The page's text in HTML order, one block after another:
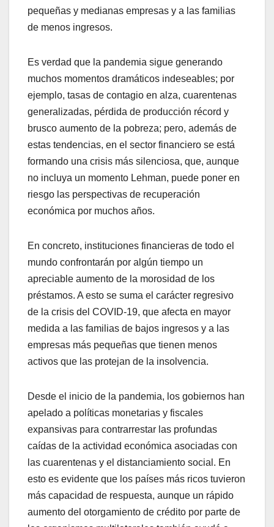
pequeñas y medianas empresas y a las familias
de menos ingresos.
Es verdad que la pandemia sigue generando
muchos momentos dramáticos indeseables; por
ejemplo, tasas de contagio en alza, cuarentenas
generalizadas, pérdida de producción récord y
brusco aumento de la pobreza; pero, además de
estas tendencias, en el sector financiero se está
formando una crisis más silenciosa, que, aunque
no incluya un momento Lehman, puede poner en
riesgo las perspectivas de recuperación
económica por muchos años.
En concreto, instituciones financieras de todo el
mundo confrontarán por algún tiempo un
apreciable aumento de la morosidad de los
préstamos. A esto se suma el carácter regresivo
de la crisis del COVID-19, que afecta en mayor
medida a las familias de bajos ingresos y a las
empresas más pequeñas que tienen menos
activos que las protejan de la insolvencia.
Desde el inicio de la pandemia, los gobiernos han
apelado a políticas monetarias y fiscales
expansivas para contrarrestar las profundas
caídas de la actividad económica asociadas con
las cuarentenas y el distanciamiento social. En
esto es evidente que los países más ricos tuvieron
más capacidad de respuesta, aunque un rápido
aumento del otorgamiento de crédito por parte de